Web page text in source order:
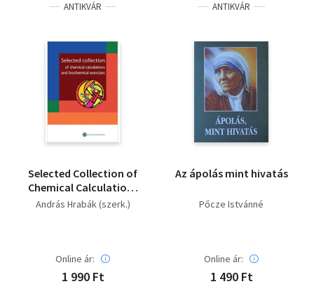
ANTIKVÁR
Selected Collection of
Chemical Calculations
and Biochemical
András Hrabák (szerk.)
Online ár:
1 990 Ft
ANTIKVÁR
Az ápolás mint hivatás
Pőcze Istvánné
Online ár:
1 490 Ft